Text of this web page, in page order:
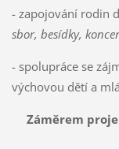
- zapojování rodin
sbor, besídky,
- spolupráce se
výchovou dětí a
Záměrem